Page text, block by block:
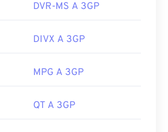
DVR-MS A 3GP
DIVX A 3GP
MPG A 3GP
QT A 3GP